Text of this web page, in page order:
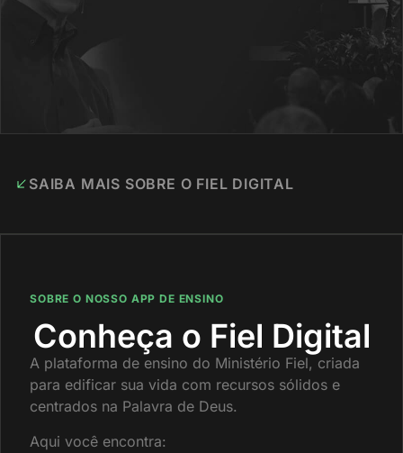
SAIBA MAIS SOBRE O FIEL DIGITAL
SOBRE O NOSSO APP DE ENSINO
Conheça o Fiel Digital
A plataforma de ensino do Ministério Fiel, criada
para edificar sua vida com recursos sólidos e
centrados na Palavra de Deus.
Aqui você encontra: